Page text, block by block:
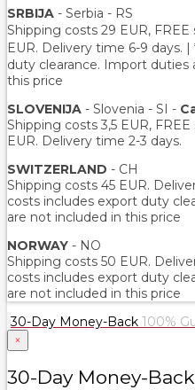
SRBIJA - Serbia - RS
Shipping costs 29 EUR,
EUR. Delivery time 6-9 days.
duty clearance. Import duties
this price
SLOVENIJA - Slovenia - SI -
Shipping costs 3,5 EUR,
EUR. Delivery time 2-3 days.
SWITZERLAND - CH
Shipping costs 45 EUR.
costs includes export duty
are not included in this price
NORWAY - NO
Shipping costs 50 EUR.
costs includes export duty
are not included in this price
30-Day Money-Back 100%
×
30-Day Money-